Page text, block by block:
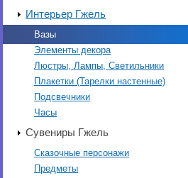
Интерьер Гжель
Вазы
Элементы декора
Люстры, Лампы, Светильники
Плакетки (Тарелки настенные)
Подсвечники
Часы
Сувениры Гжель
Сказочные персонажи
Предметы